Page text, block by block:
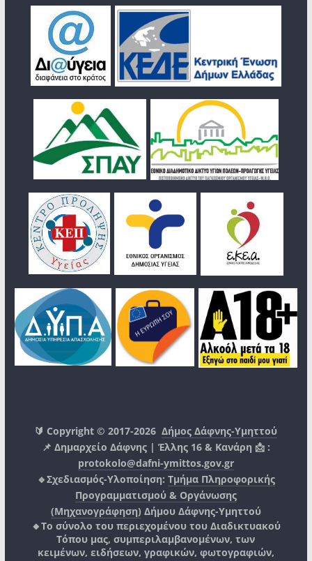
🔰 Copyright © 2017-2026Δήμος Δάφνης-Υμηττού
📌 Δημαρχείο Δάφνης | Έλλης 16 & Κανάρη 📩 :
protokolo@dafni-ymittos.gov.gr
🔹Σχεδιασμός-Υλοποίηση: Τμήμα Πληροφορικής
Προγραμματισμού & Οργάνωσης
(Μηχανογράφηση) Δήμου Δάφνης-Υμηττού
🔸Το σύνολο του περιεχομένου του Διαδικτυακού
Τόπου μας, συμπεριλαμβανομένων, των
κειμένων, ειδήσεων, γραφικών, φωτογραφιών,